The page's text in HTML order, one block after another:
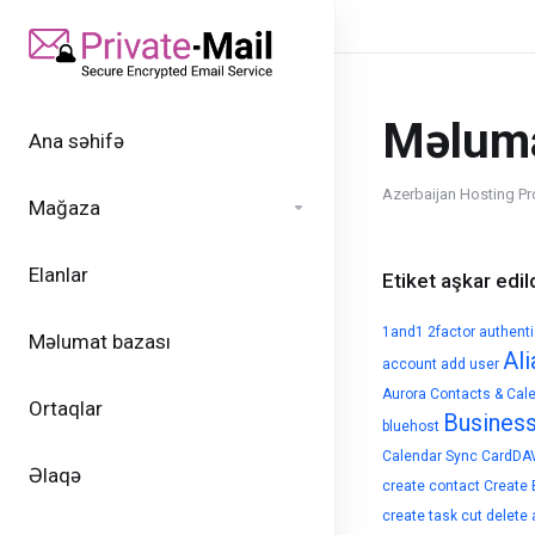
Ana səhifə
Mağaza
Elanlar
Məlumat bazası
Ortaqlar
Əlaqə
Azerbaijan Hosting
Etiket aşkar
1and1 2factor
account add user
Aurora Contacts &
bluehost
Calendar Sync
create contact Create
create task cut delete